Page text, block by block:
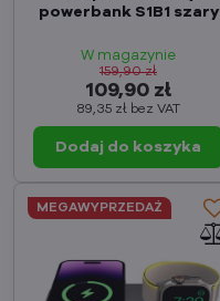
powerbank S1B1 szary
W magazynie
109,90 zł
89,35 zł bez VAT
159,90 zł
Dodaj do koszyka
MEGAWYPRZEDAŻ